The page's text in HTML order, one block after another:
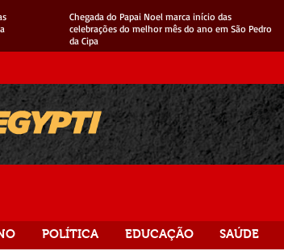
Chegada do Papai Noel marca início das
celebrações do melhor mês do ano em São Pedro
da Cipa
POLÍTICA EDUCAÇÃO SAÚDE